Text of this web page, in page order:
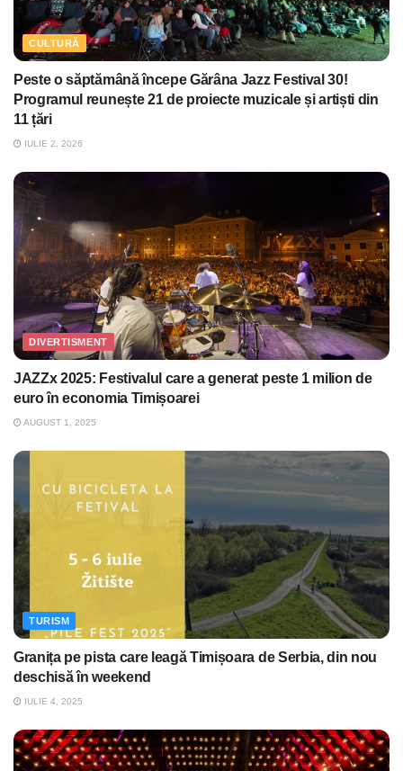
CULTURĂ
Peste o săptămână începe Gărâna Jazz Festival 30!
Programul reunește 21 de proiecte muzicale și artiști din
11 țări
IULIE 2, 2026
DIVERTISMENT
JAZZx 2025: Festivalul care a generat peste 1 milion de
euro în economia Timișoarei
AUGUST 1, 2025
TURISM
Granița pe pista care leagă Timișoara de Serbia, din nou
deschisă în weekend
IULIE 4, 2025